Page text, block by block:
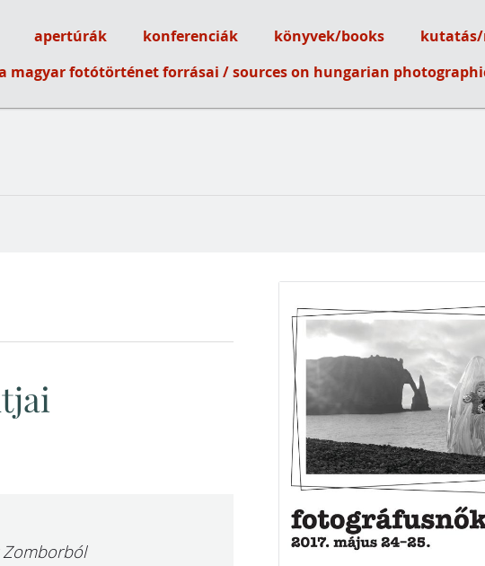
Társaság
apertúrák konferenciák könyvek/books
kutatás/
magyar fotótörténet forrásai / sources on hungarian
Zomborból